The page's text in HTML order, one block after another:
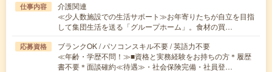
仕事内容
介護関連
≪少人数施設での生活サポート≫お年寄りたちが自立を目指
して集団生活を送る「グループホーム」。食材の買…
応募資格
ブランクOK / パソコンスキル不要 / 英語力不要
≪年齢・学歴不問！≫■資格と実務経験をお持ちの方＊履歴
書不要＊面談確約≪待遇≫・社会保険完備・社員登…